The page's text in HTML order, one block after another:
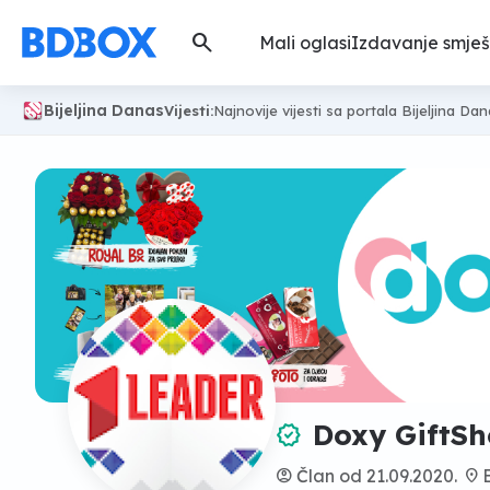
search Mali oglasiIzdavanje
Bijeljina DanasVijesti:Najnovije vijesti sa portala Bijeljina
verified Doxy
account_circle Član od 21.09.2020. location_on